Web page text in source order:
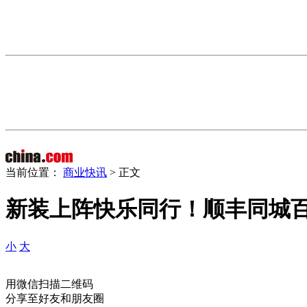
当前位置： 商业快讯 > 正文
新装上阵快乐同行！顺丰同城
小 大
用微信扫描二维码
分享至好友和朋友圈